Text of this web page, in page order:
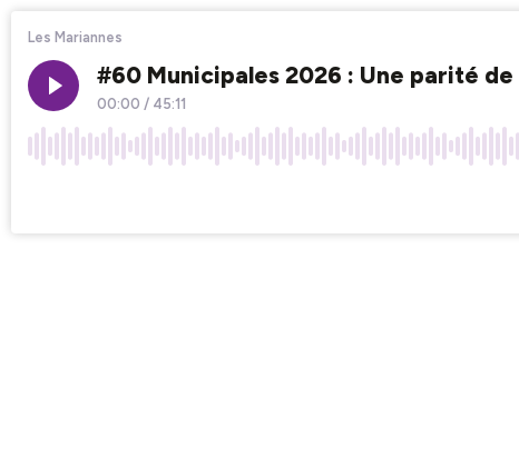
Les Mariannes
#60 Municipales 2026 : Une parité
00:00 / 45:11